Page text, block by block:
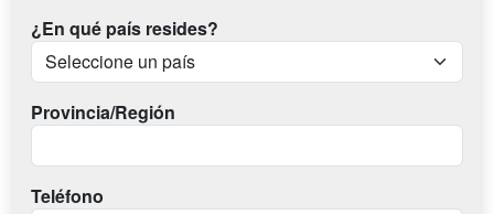
¿En qué país resides?
Provincia/Región
Teléfono